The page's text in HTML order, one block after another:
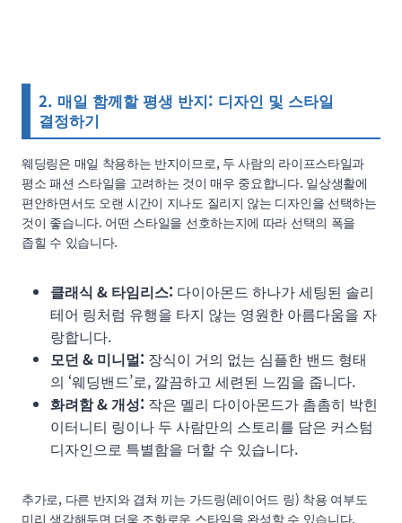
2. 매일 함께할 평생 반지: 디자인 및 스타일
결정하기
웨딩링은 매일 착용하는 반지이므로, 두 사람의 라이프스타일과
평소 패션 스타일을 고려하는 것이 매우 중요합니다. 일상생활에
편안하면서도 오랜 시간이 지나도 질리지 않는 디자인을 선택하는
것이 좋습니다. 어떤 스타일을 선호하는지에 따라 선택의 폭을
좁힐 수 있습니다.
클래식 & 타임리스: 다이아몬드 하나가 세팅된 솔리
테어 링처럼 유행을 타지 않는 영원한 아름다움을 자
랑합니다.
모던 & 미니멀: 장식이 거의 없는 심플한 밴드 형태
의 ‘웨딩밴드’로, 깔끔하고 세련된 느낌을 줍니다.
화려함 & 개성: 작은 멜리 다이아몬드가 촘촘히 박힌
이터니티 링이나 두 사람만의 스토리를 담은 커스텀
디자인으로 특별함을 더할 수 있습니다.
추가로, 다른 반지와 겹쳐 끼는 가드링(레이어드 링) 착용 여부도
미리 생각해두면 더욱 조화로운 스타일을 완성할 수 있습니다.